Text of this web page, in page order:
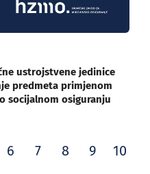
ustrojstvene jedinice
predmeta primjenom
socijalnom osiguranju
6 7 8 9 10